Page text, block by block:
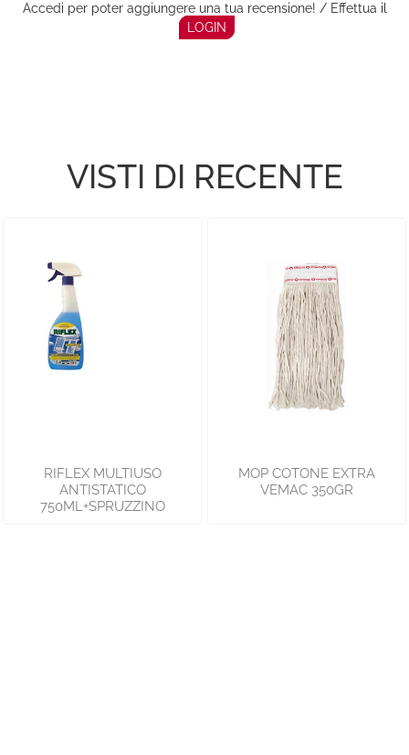
Accedi per poter aggiungere una tua recensione! / Effettua il
LOGIN
VISTI DI RECENTE
RIFLEX MULTIUSO
ANTISTATICO
750ML+SPRUZZINO
MOP COTONE EXTRA
VEMAC 350GR